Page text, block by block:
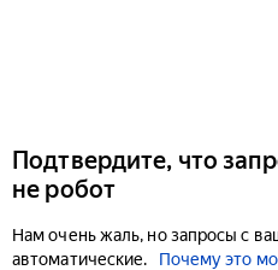
Подтвердите, что
не робот
Нам очень жаль, но запросы с
автоматические.
Почему это